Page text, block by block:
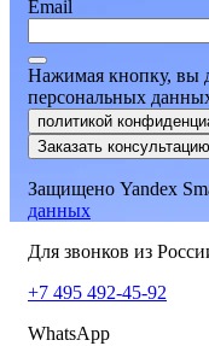
Email
Нажимая кнопку, вы
персональных
политикой
Заказать консультацию
Защищено Yandex
данных
Для звонков из
+7 495 492-45-92
WhatsApp